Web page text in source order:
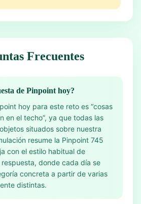
Frecuentes
de Pinpoint hoy?
hoy para este reto es “cosas
en el techo”, ya que todas las
situados sobre nuestra
resume la Pinpoint 745
con el estilo habitual de
donde cada día se
concreta a partir de varias
distintas.